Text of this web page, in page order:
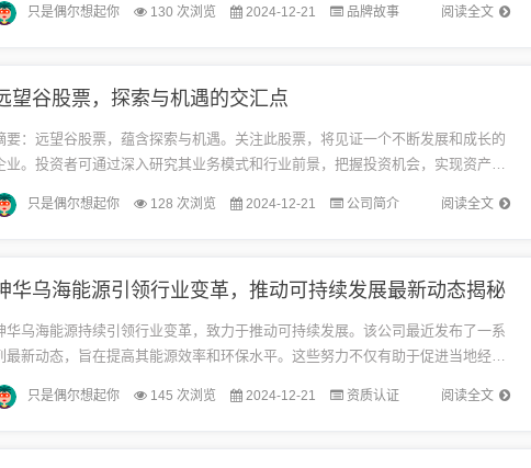
...
阅读全文
只是偶尔想起你 130 次浏览 2024-12-21 品牌故事
望谷股票，探索与机遇的交汇点
要：远望谷股票，蕴含探索与机遇。关注此股票，将见证一个不断发展和成长的
业。投资者可通过深入研究其业务模式和行业前景，把握投资机会，实现资产增
值。远望谷股票值得关注和期待。远望谷公司背景远望谷公司不仅专注于信息技
...
阅读全文
只是偶尔想起你 128 次浏览 2024-12-21 公司简介
华乌海能源引领行业变革，推动可持续发展最新动态揭秘
华乌海能源持续引领行业变革，致力于推动可持续发展。该公司最近发布了一系
最新动态，旨在提高其能源效率和环保水平。这些努力不仅有助于促进当地经济
发展，还有助于应对全球气候变化挑战。神华乌海能源正以其前瞻性的战略和创
...
阅读全文
只是偶尔想起你 145 次浏览 2024-12-21 资质认证